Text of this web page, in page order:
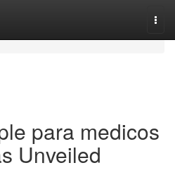
para medicos
Unveiled